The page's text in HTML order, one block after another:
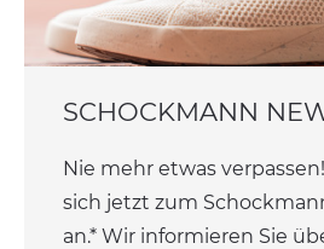
SCHOCKMANN
Nie mehr etwas
sich jetzt zum
an.* Wir informieren Sie